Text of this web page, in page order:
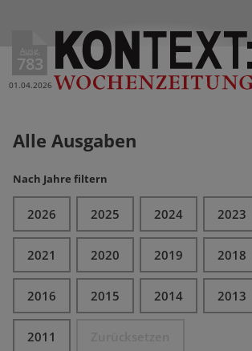
Ausg.
783
01.04.2026
Alle Ausgaben
Nach Jahre filtern
2026 2025 2024 2023
2021 2020 2019 2018
2016 2015 2014 2013
2011